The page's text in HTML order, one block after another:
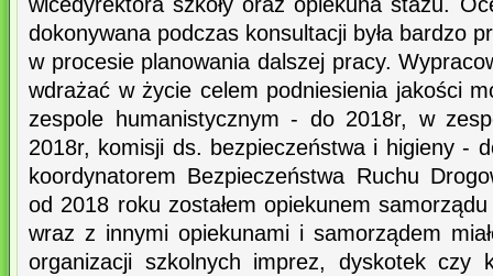
dokonywana podczas konsultacji była bardzo
w procesie planowania dalszej pracy.
wdrażać w życie celem podniesienia jakości
zespole humanistycznym - do 2018r, w
2018r, komisji ds. bezpieczeństwa i higieny -
koordynatorem Bezpieczeństwa Ruchu
od 2018 roku zostałem opiekunem
wraz z innymi opiekunami i samorządem
organizacji szkolnych imprez, dyskotek czy